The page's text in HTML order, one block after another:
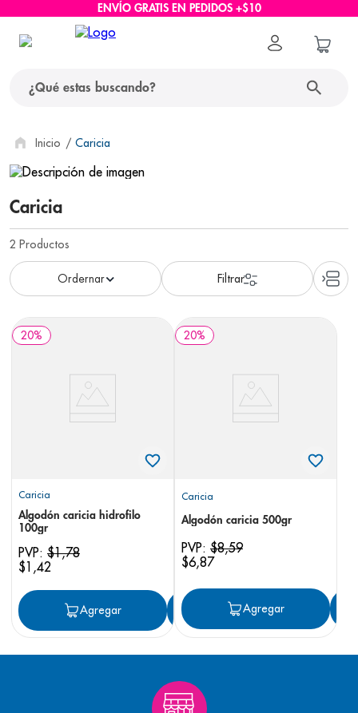
ENVÍO GRATIS EN PEDIDOS +$10
Caricia
Caricia
2 Productos
20%
Caricia
Algodón caricia hidrofilo
100gr
PVP: $1,78
$1 ,42
Agregar Agregar
20%
Caricia
Algodón caricia 500gr
PVP: $8,59
$6,87
Agregar
términos más buscados
1. protector solar
2. pañales
3
4. cerave
6. bioderma
7.
pediasure
panolini